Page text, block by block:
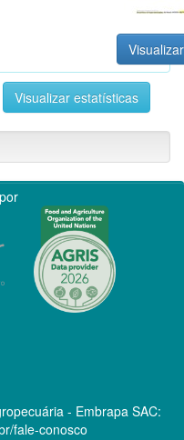
Visualizar estatísticas
- Embrapa SAC:
fale-conosco